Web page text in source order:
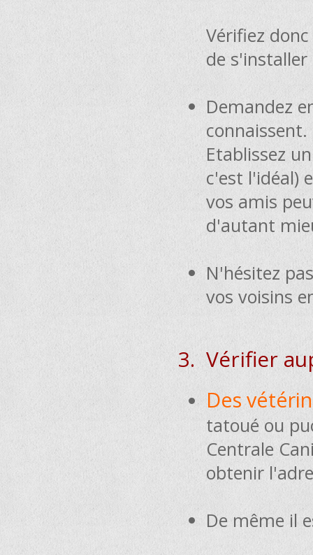
Vérifiez
de
Demandez
Etablissez
c'est l'idéal)
vos amis
d'autant
N'hésitez
vos voisins
3. Vérifier
Des
tatoué ou
Centrale
obtenir
De même il